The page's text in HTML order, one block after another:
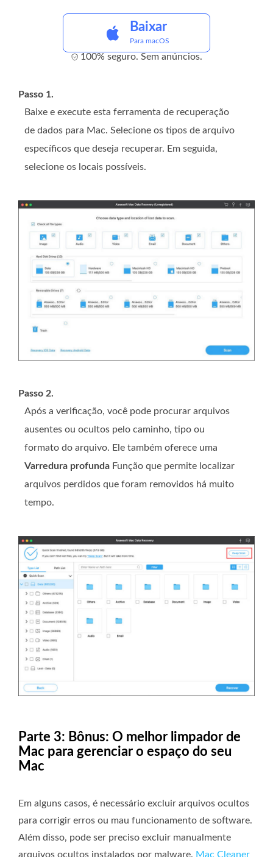
Baixar
Para macOS
100% seguro. Sem anúncios.
Passo 1.
Baixe e execute esta ferramenta de recuperação
de dados para Mac. Selecione os tipos de arquivo
específicos que deseja recuperar. Em seguida,
selecione os locais possíveis.
Passo 2.
Após a verificação, você pode procurar arquivos
ausentes ou ocultos pelo caminho, tipo ou
formato do arquivo. Ele também oferece uma
Varredura profunda Função que permite localizar
arquivos perdidos que foram removidos há muito
tempo.
Parte 3: Bônus: O melhor limpador de
Mac para gerenciar o espaço do seu
Mac
Em alguns casos, é necessário excluir arquivos ocultos
para corrigir erros ou mau funcionamento de software.
Além disso, pode ser preciso excluir manualmente
arquivos ocultos instalados por malware. Mac Cleaner